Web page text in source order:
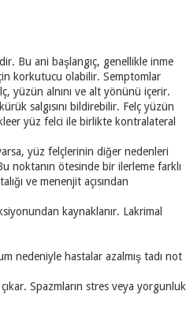
Bu ani başlangıç, genellikle inme
korkutucu olabilir. Semptomlar
yüzün alnını ve alt yönünü içerir.
salgısını bildirebilir. Felç yüzün
yüz felci ile birlikte kontralateral
yüz felçlerinin diğer nedenleri
noktanın ötesinde bir ilerleme farklı
ve menenjit açısından
kaynaklanır. Lakrimal
nedeniyle hastalar azalmış tadı not
Spazmların stres veya yorgunluk